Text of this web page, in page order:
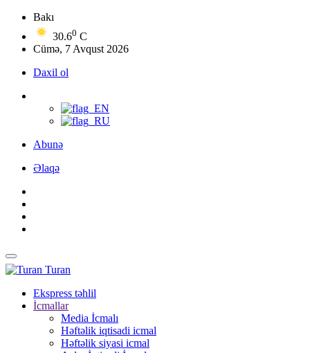
Bakı
30.60 C
Cümə, 7 Avqust 2026
Daxil ol
Abunə
Əlaqə
Turan
Ekspress təhlil
İcmallar
Media İcmalı
Həftəlik iqtisadi icmal
Həftəlik siyasi icmal